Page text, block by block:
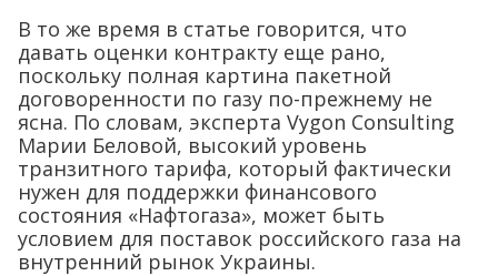
В то же время в статье говорится, что
давать оценки контракту еще рано,
поскольку полная картина пакетной
договоренности по газу по-прежнему не
ясна. По словам, эксперта Vygon Consulting
Марии Беловой, высокий уровень
транзитного тарифа, который фактически
нужен для поддержки финансового
состояния «Нафтогаза», может быть
условием для поставок российского газа на
внутренний рынок Украины.